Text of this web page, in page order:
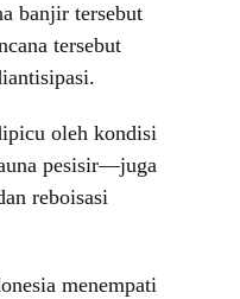
banjir tersebut
tersebut
oleh kondisi
pesisir—juga
reboisasi
menempati